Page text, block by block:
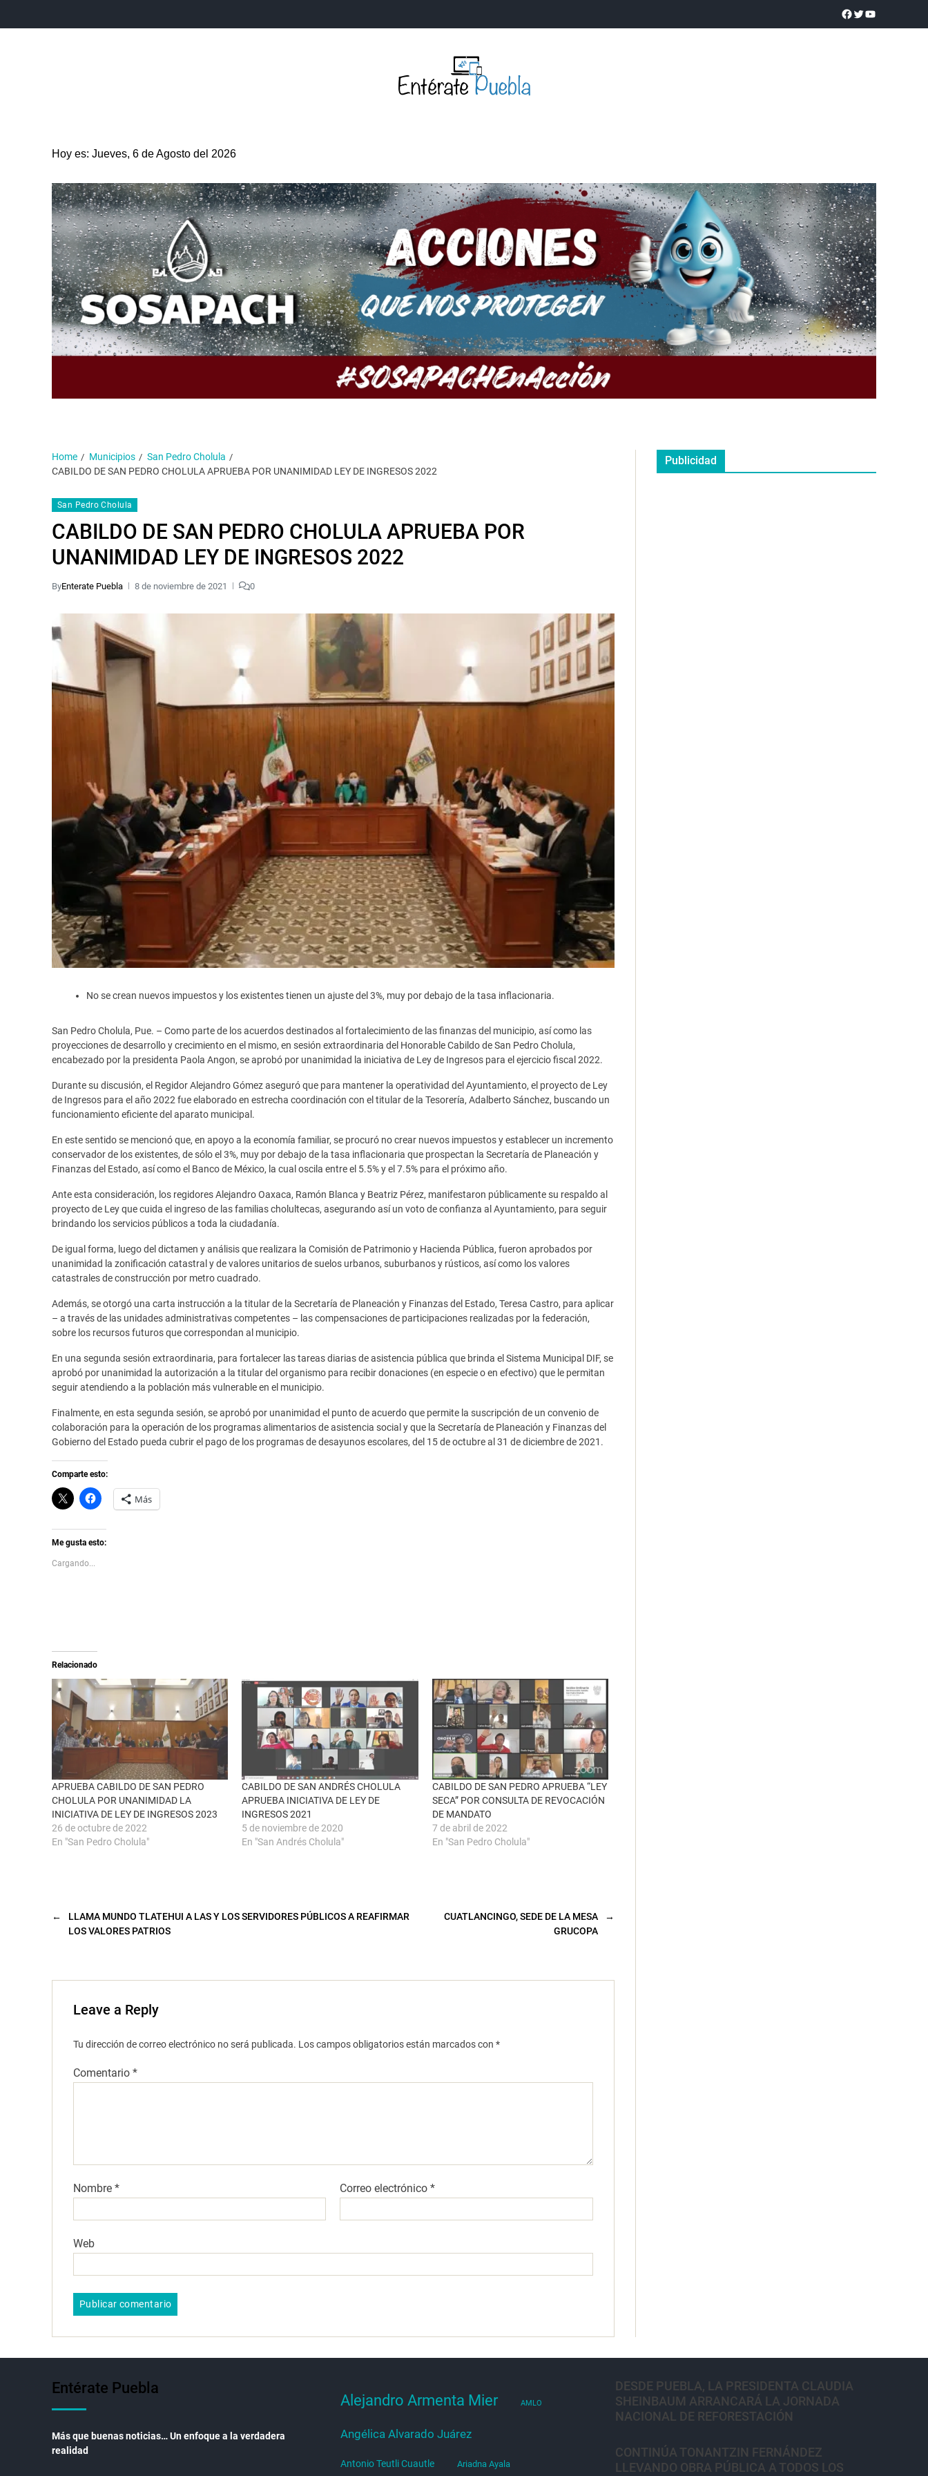
ENTRETENIMIENTO SALUD DEPORTES CIENCIA Y TECNOLOGÍA OPINIÓN SOCIEDAD ANUNCIOS
Hoy es: Jueves, 6 de Agosto del 2026
Home Municipios
San Pedro Cholula
CABILDO DE SAN PEDRO CHOLULA APRUEBA POR UNANIMIDAD LEY DE INGRESOS 2022
San Pedro Cholula
CABILDO DE SAN PEDRO CHOLULA APRUEBA POR
UNANIMIDAD LEY DE INGRESOS 2022
ByEnterate Puebla 8 de noviembre de 2021 0
No se crean nuevos impuestos y los existentes tienen un ajuste del 3%, muy por debajo de la tasa inflacionaria.
San Pedro Cholula, Pue. – Como parte de los acuerdos destinados al fortalecimiento de las finanzas del municipio, así como las
proyecciones de desarrollo y crecimiento en el mismo, en sesión extraordinaria del Honorable Cabildo de San Pedro Cholula,
encabezado por la presidenta Paola Angon, se aprobó por unanimidad la iniciativa de Ley de Ingresos para el ejercicio fiscal 2022.
Durante su discusión, el Regidor Alejandro Gómez aseguró que para mantener la operatividad del Ayuntamiento, el proyecto de Ley
de Ingresos para el año 2022 fue elaborado en estrecha coordinación con el titular de la Tesorería, Adalberto Sánchez, buscando un
funcionamiento eficiente del aparato municipal.
En este sentido se mencionó que, en apoyo a la economía familiar, se procuró no crear nuevos impuestos y establecer un incremento
conservador de los existentes, de sólo el 3%, muy por debajo de la tasa inflacionaria que prospectan la Secretaría de Planeación y
Finanzas del Estado, así como el Banco de México, la cual oscila entre el 5.5% y el 7.5% para el próximo año.
Ante esta consideración, los regidores Alejandro Oaxaca, Ramón Blanca y Beatriz Pérez, manifestaron públicamente su respaldo al
proyecto de Ley que cuida el ingreso de las familias cholultecas, asegurando así un voto de confianza al Ayuntamiento, para seguir
brindando los servicios públicos a toda la ciudadanía.
De igual forma, luego del dictamen y análisis que realizara la Comisión de Patrimonio y Hacienda Pública, fueron aprobados por
unanimidad la zonificación catastral y de valores unitarios de suelos urbanos, suburbanos y rústicos, así como los valores
catastrales de construcción por metro cuadrado.
Además, se otorgó una carta instrucción a la titular de la Secretaría de Planeación y Finanzas del Estado, Teresa Castro, para aplicar
– a través de las unidades administrativas competentes – las compensaciones de participaciones realizadas por la federación,
sobre los recursos futuros que correspondan al municipio.
En una segunda sesión extraordinaria, para fortalecer las tareas diarias de asistencia pública que brinda el Sistema Municipal DIF, se
aprobó por unanimidad la autorización a la titular del organismo para recibir donaciones (en especie o en efectivo) que le permitan
seguir atendiendo a la población más vulnerable en el municipio.
Finalmente, en esta segunda sesión, se aprobó por unanimidad el punto de acuerdo que permite la suscripción de un convenio de
colaboración para la operación de los programas alimentarios de asistencia social y que la Secretaría de Planeación y Finanzas del
Gobierno del Estado pueda cubrir el pago de los programas de desayunos escolares, del 15 de octubre al 31 de diciembre de 2021.
Comparte esto:
C
l
k
t
o
s
h
e
a
b
r
e
n
u
n
a
v
e
a
n
a
n
u
e
v
a
)
H
a
l
i
t
r
e
n
F
e
b
o
o
S
e
a
b
r
e
e
n
u
n
a
n
)
Más
Me gusta esto:
Cargando...
Relacionado
APRUEBA CABILDO DE SAN PEDRO
CHOLULA POR UNANIMIDAD LA
INICIATIVA DE LEY DE INGRESOS 2023
26 de octubre de 2022
En "San Pedro Cholula"
CABILDO DE SAN ANDRÉS CHOLULA
APRUEBA INICIATIVA DE LEY DE
INGRESOS 2021
5 de noviembre de 2020
En "San Andrés Cholula"
CABILDO DE SAN PEDRO APRUEBA “LEY
SECA” POR CONSULTA DE REVOCACIÓN
DE MANDATO
7 de abril de 2022
En "San Pedro Cholula"
←
LLAMA MUNDO TLATEHUI A LAS Y LOS SERVIDORES PÚBLICOS A REAFIRMAR
LOS VALORES PATRIOS
→
CUATLANCINGO, SEDE DE LA MESA
GRUCOPA
Leave a Reply
Tu dirección de correo electrónico no será publicada. Los campos obligatorios están marcados con *
Comentario *
Nombre * Correo electrónico*
Web
Publicidad
Entérate Puebla
Más que buenas noticias… Un enfoque a la verdadera
realidad
Alejandro Armenta Mier AMLO
Angélica Alvarado Juárez
Antonio Teutli Cuautle Ariadna Ayala
DESDE PUEBLA, LA PRESIDENTA CLAUDIA
SHEINBAUM ARRANCARÁ LA JORNADA
NACIONAL DE REFORESTACIÓN
CONTINÚA TONANTZIN FERNÁNDEZ
LLEVANDO OBRA PÚBLICA A TODOS LOS